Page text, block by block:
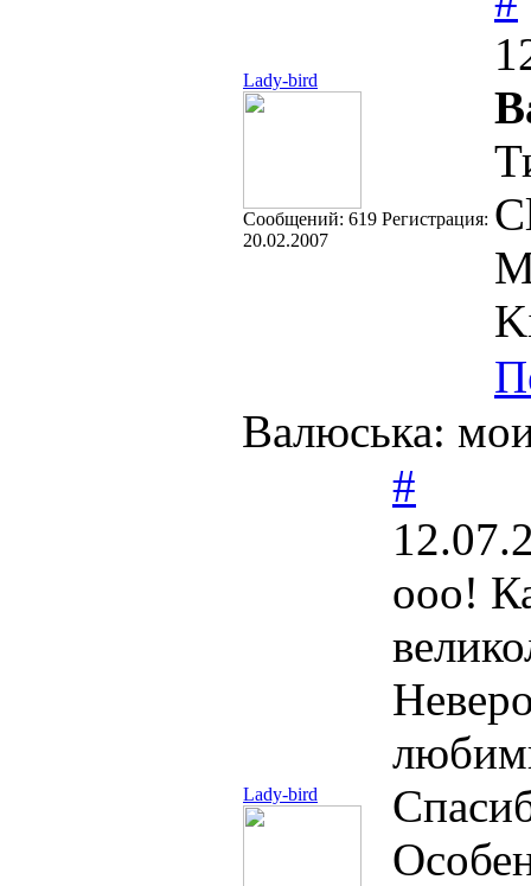
Lady-bird
Cообщений: 619 Регистрация:
20.02.2007
Валюська:
Lady-bird
#
ооо!